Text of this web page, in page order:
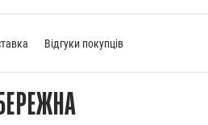
Відгуки покупців